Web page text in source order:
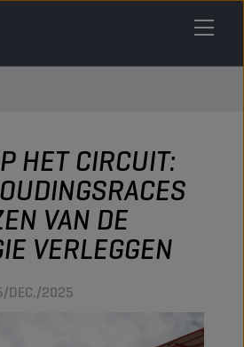
HET CIRCUIT:
VAN DE
VERLEGGEN
DEC./2025